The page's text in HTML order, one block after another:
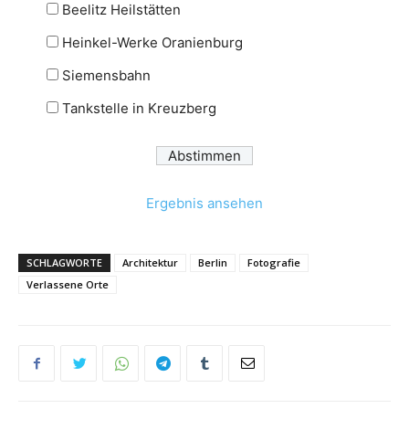
Beelitz Heilstätten
Heinkel-Werke Oranienburg
Siemensbahn
Tankstelle in Kreuzberg
Ergebnis ansehen
SCHLAGWORTE Architektur Berlin
Fotografie
Verlassene Orte